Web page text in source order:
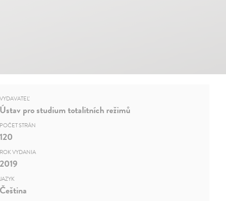
VYDAVATEĽ
Ústav pro studium totalitních režimů
POČET STRÁN
120
ROK VYDANIA
2019
JAZYK
Čeština